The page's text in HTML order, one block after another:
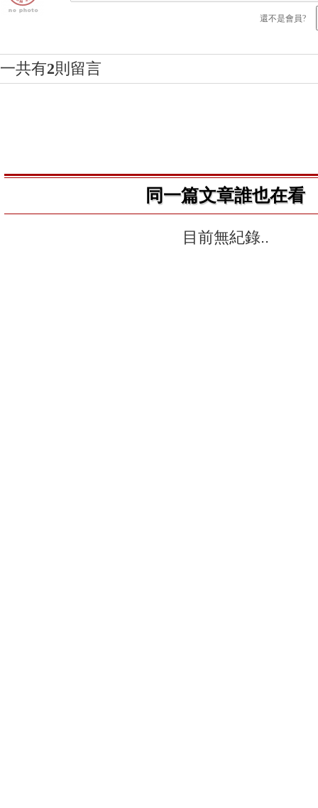
還不是會員?
一共有2則留言
同一篇文章誰也在看
目前無紀錄..